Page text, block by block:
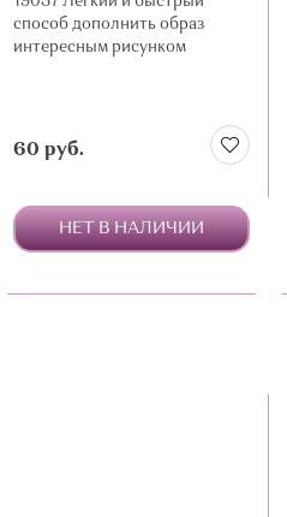
способ дополнить образ
интересным рисунком
60 руб.
НЕТ В НАЛИЧИИ